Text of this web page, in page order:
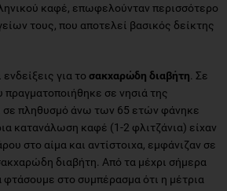
καφέ, επωφελούνταν περισσότερο
τους, που αποτελεί βασικός δείκτης
για το σακχαρώδη διαβήτη . Σε
σε νησιά της
σε πληθυσμό άνω των 65 ετών φάνηκε
κατανάλωση καφέ (1-2 φλιτζάνια) είχαν
στο αίμα και αντίστοιχα, εμφάνιζαν σε
διαβήτη. Από τα μέχρι σήμερα
στο συμπέρασμα ότι η μέτρια